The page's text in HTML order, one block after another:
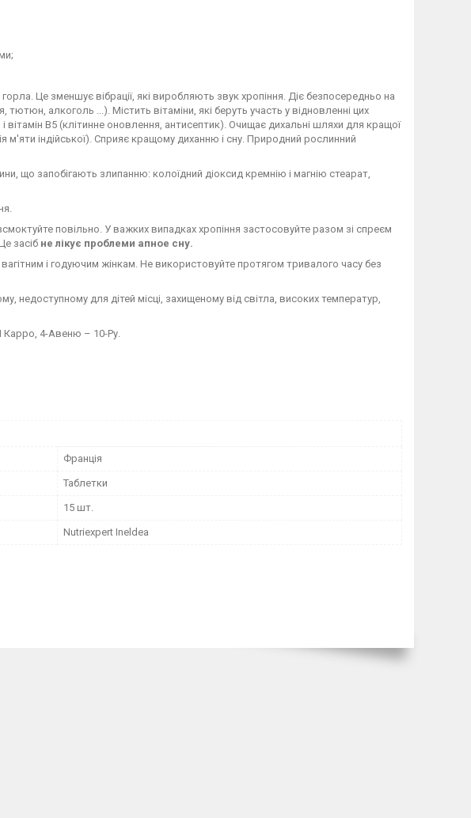
Це зменшує вібрації, які виробляють звук хропіння. Діє безпосередньо на
алкоголь ...). Містить вітаміни, які беруть участь у відновленні цих
вітамін B5 (клітинне оновлення, антисептик). Очищає дихальні шляхи для кращої
м'яти індійської). Сприяє кращому диханню і сну. Природний рослинний
що запобігають злипанню: колоїдний діоксид кремнію і магнію стеарат,
повільно. У важких випадках хропіння застосовуйте разом зі спреєм
засіб не лікує проблеми апное сну.
і годуючим жінкам. Не використовуйте протягом тривалого часу без
недоступному для дітей місці, захищеному від світла, високих температур,
Карро, 4-Авеню – 10-Ру.
Франція
Таблетки
15 шт.
Nutriexpert Ineldea